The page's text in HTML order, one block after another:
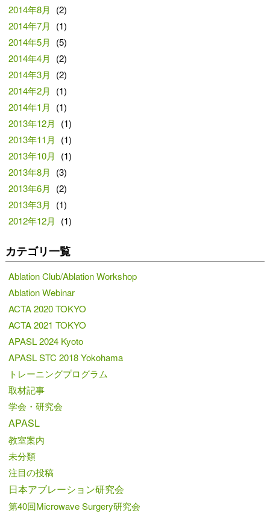
2014年8月
(2)
2014年7月
(1)
2014年5月
(5)
2014年4月
(2)
2014年3月
(2)
2014年2月
(1)
2014年1月
(1)
2013年12月
(1)
2013年11月
(1)
2013年10月
(1)
2013年8月
(3)
2013年6月
(2)
2013年3月
(1)
2012年12月
(1)
カテゴリ一覧
Ablation Club/Ablation Workshop
Ablation Webinar
ACTA 2020 TOKYO
ACTA 2021 TOKYO
APASL 2024 Kyoto
APASL STC 2018 Yokohama
トレーニングプログラム
取材記事
学会・研究会
APASL
教室案内
未分類
注目の投稿
日本アブレーション研究会
第40回Microwave Surgery研究会